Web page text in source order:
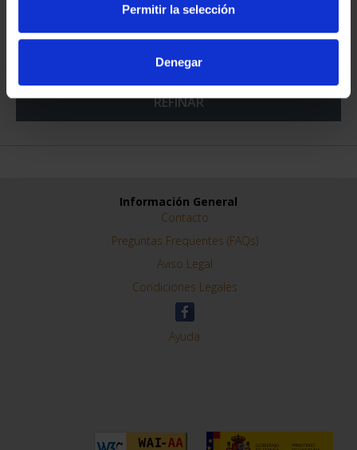
Permitir la selección
Denegar
REFINAR
Información General
Contacto
Preguntas Frequentes (FAQs)
Aviso Legal
Condiciones Legales
Ayuda